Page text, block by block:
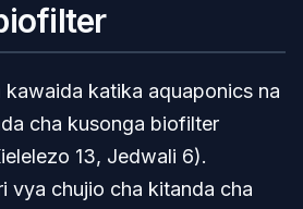
katika aquaponics na
cha kusonga biofilter
13, Jedwali 6).
vya chujio cha kitanda cha